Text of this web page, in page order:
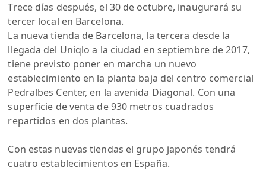
Trece días después, el 30 de octubre, inaugurará su
tercer local en Barcelona.
La nueva tienda de Barcelona, la tercera desde la
llegada del Uniqlo a la ciudad en septiembre de 2017,
tiene previsto poner en marcha un nuevo
establecimiento en la planta baja del centro comercial
Pedralbes Center, en la avenida Diagonal. Con una
superficie de venta de 930 metros cuadrados
repartidos en dos plantas.
Con estas nuevas tiendas el grupo japonés tendrá
cuatro establecimientos en España.